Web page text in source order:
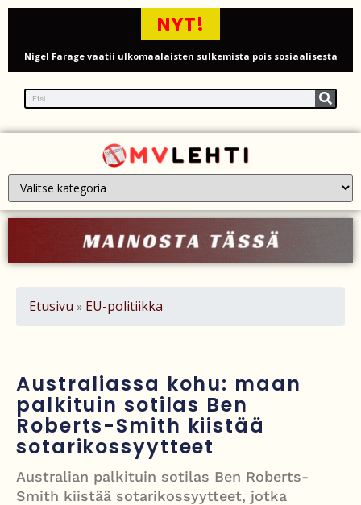
NYT!
Nigel Farage vaatii ulkomaalaisten sulkemista pois sosiaalisesta
Painumat sillan lähellä pysäyttivät junaliikenteen Gatwickin
lentoasemalle
Justin Trudeau puolustautuu kritiikiltä – valitsi Katy Perryn
esiintymisen Kanadan MM-avauksen sijaan
kuukautisterveyden ja endometrioosin hoidon puolesta
Iso-Britannia heikentämässä sähköautojen myyntitavoitetta – mitä
muutos tarkoittaa?
12 kuollut laskuvarjohyppykoneen onnettomuudessa Missourissa –
mitä tiedetään traagisesta turmasta
Etusivu » EU-politiikka
Australiassa kohu: maan
palkituin sotilas Ben
Roberts-Smith kiistää
sotarikossyytteet
Australian palkituin sotilas Ben Roberts-
Smith kiistää sotarikossyytteet, jotka